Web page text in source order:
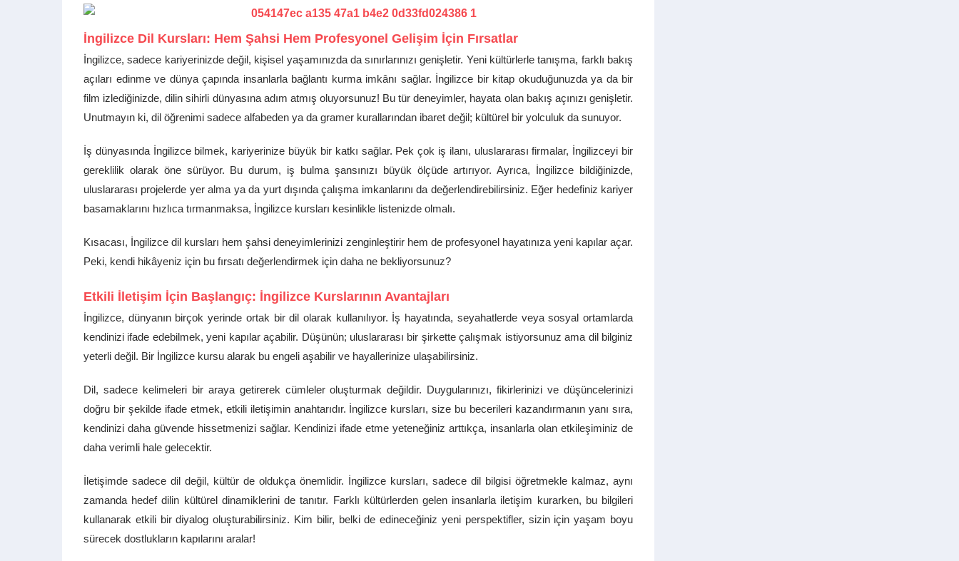
İngilizce Dil Kursları: Hem Şahsi Hem Profesyonel Gelişim İçin Fırsatlar
İngilizce, sadece kariyerinizde değil, kişisel yaşamınızda da sınırlarınızı genişletir. Yeni kültürlerle tanışma, farklı bakış
açıları edinme ve dünya çapında insanlarla bağlantı kurma imkânı sağlar. İngilizce bir kitap okuduğunuzda ya da bir
film izlediğinizde, dilin sihirli dünyasına adım atmış oluyorsunuz! Bu tür deneyimler, hayata olan bakış açınızı genişletir.
Unutmayın ki, dil öğrenimi sadece alfabeden ya da gramer kurallarından ibaret değil; kültürel bir yolculuk da sunuyor.
İş dünyasında İngilizce bilmek, kariyerinize büyük bir katkı sağlar. Pek çok iş ilanı, uluslararası firmalar, İngilizceyi bir
gereklilik olarak öne sürüyor. Bu durum, iş bulma şansınızı büyük ölçüde artırıyor. Ayrıca, İngilizce bildiğinizde,
uluslararası projelerde yer alma ya da yurt dışında çalışma imkanlarını da değerlendirebilirsiniz. Eğer hedefiniz kariyer
basamaklarını hızlıca tırmanmaksa, İngilizce kursları kesinlikle listenizde olmalı.
Kısacası, İngilizce dil kursları hem şahsi deneyimlerinizi zenginleştirir hem de profesyonel hayatınıza yeni kapılar açar.
Peki, kendi hikâyeniz için bu fırsatı değerlendirmek için daha ne bekliyorsunuz?
Etkili İletişim İçin Başlangıç: İngilizce Kurslarının Avantajları
İngilizce, dünyanın birçok yerinde ortak bir dil olarak kullanılıyor. İş hayatında, seyahatlerde veya sosyal ortamlarda
kendinizi ifade edebilmek, yeni kapılar açabilir. Düşünün; uluslararası bir şirkette çalışmak istiyorsunuz ama dil bilginiz
yeterli değil. Bir İngilizce kursu alarak bu engeli aşabilir ve hayallerinize ulaşabilirsiniz.
Dil, sadece kelimeleri bir araya getirerek cümleler oluşturmak değildir. Duygularınızı, fikirlerinizi ve düşüncelerinizi
doğru bir şekilde ifade etmek, etkili iletişimin anahtarıdır. İngilizce kursları, size bu becerileri kazandırmanın yanı sıra,
kendinizi daha güvende hissetmenizi sağlar. Kendinizi ifade etme yeteneğiniz arttıkça, insanlarla olan etkileşiminiz de
daha verimli hale gelecektir.
İletişimde sadece dil değil, kültür de oldukça önemlidir. İngilizce kursları, sadece dil bilgisi öğretmekle kalmaz, aynı
zamanda hedef dilin kültürel dinamiklerini de tanıtır. Farklı kültürlerden gelen insanlarla iletişim kurarken, bu bilgileri
kullanarak etkili bir diyalog oluşturabilirsiniz. Kim bilir, belki de edineceğiniz yeni perspektifler, sizin için yaşam boyu
sürecek dostlukların kapılarını aralar!